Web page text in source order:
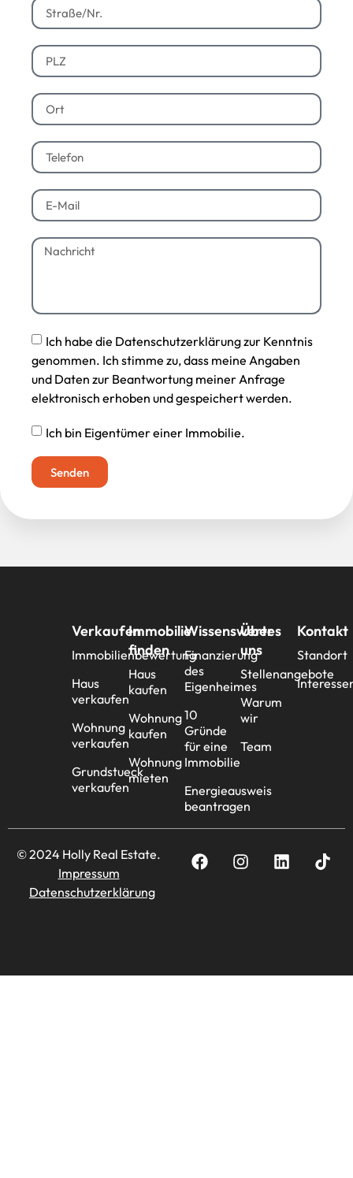
Ich habe die Datenschutzerklärung zur Kenntnis
genommen. Ich stimme zu, dass meine Angaben
und Daten zur Beantwortung meiner Anfrage
elektronisch erhoben und gespeichert werden.
Ich bin Eigentümer einer Immobilie.
Senden
Verkaufen
Immobilienbewertung
Haus
verkaufen
Wohnung
verkaufen
Grundstueck
verkaufen
Immobilie
finden
Haus
kaufen
Wohnung
kaufen
Wohnung
mieten
Wissenswertes
Finanzierung
des
Eigenheimes
10
Gründe
für eine
Immobilie
Energieausweis
beantragen
Über
uns
Stellenangebote
Warum
wir
Team
Kontakt
Standort
© 2024 Holly Real Estate.
Impressum
Datenschutzerklärung